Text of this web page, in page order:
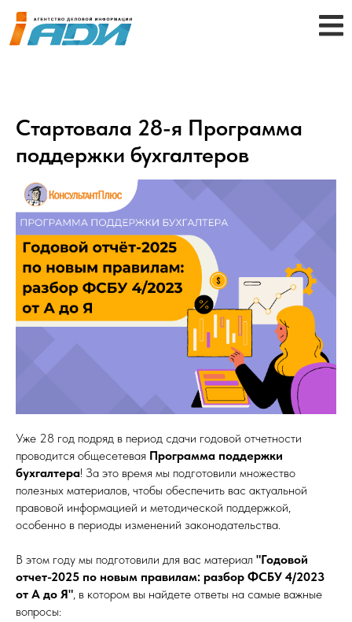
Стартовала 28-я Программа
поддержки бухгалтеров
Уже 28 год подряд в период сдачи годовой отчетности
проводится общесетевая Программа поддержки
бухгалтера! За это время мы подготовили множество
полезных материалов, чтобы обеспечить вас актуальной
правовой информацией и методической поддержкой,
особенно в периоды изменений законодательства.
В этом году мы подготовили для вас материал "Годовой
отчет-2025 по новым правилам: разбор ФСБУ 4/2023
от А до Я" , в котором вы найдете ответы на самые важные
вопросы: